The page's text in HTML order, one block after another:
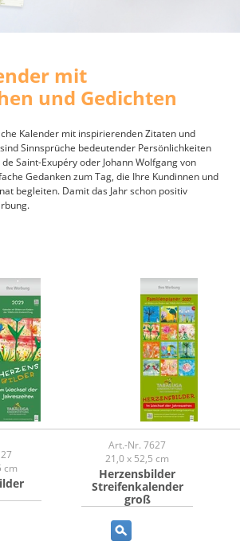
mit
und Gedichten
Kalender mit inspirierenden Zitaten und
Sinnsprüche bedeutender Persönlichkeiten
Saint-Exupéry oder Johann Wolfgang von
Gedanken zum Tag, die Ihre Kundinnen und
begleiten. Damit das Jahr schon positiv
cm
Art.-Nr. 7627
21,0 x 52,5 cm
Herzensbilder
Streifenkalender
groß